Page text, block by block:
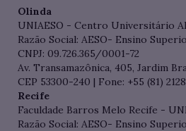
Olinda
UNIAESO - Centro Universitário
Razão Social: AESO- Ensino
CNPJ: 09.726.365/0001-72
Av. Transamazônica, 405, Jardim
CEP 53300-240 | Fone: +55 (81)
Recife
Faculdade Barros Melo Recife -
Razão Social: AESO- Ensino